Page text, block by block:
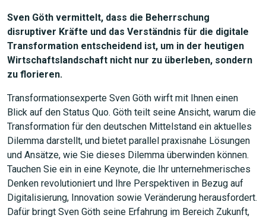
Sven Göth vermittelt, dass die Beherrschung
disruptiver Kräfte und das Verständnis für die digitale
Transformation entscheidend ist, um in der heutigen
Wirtschaftslandschaft nicht nur zu überleben, sondern
zu florieren.
Transformationsexperte Sven Göth wirft mit Ihnen einen
Blick auf den Status Quo. Göth teilt seine Ansicht, warum die
Transformation für den deutschen Mittelstand ein aktuelles
Dilemma darstellt, und bietet parallel praxisnahe Lösungen
und Ansätze, wie Sie dieses Dilemma überwinden können.
Tauchen Sie ein in eine Keynote, die Ihr unternehmerisches
Denken revolutioniert und Ihre Perspektiven in Bezug auf
Digitalisierung, Innovation sowie Veränderung herausfordert.
Dafür bringt Sven Göth seine Erfahrung im Bereich Zukunft,